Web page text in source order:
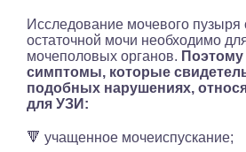
Исследование мочевого пузыря
остаточной мочи необходимо
мочеполовых органов.
симптомы, которые
подобных нарушениях,
для УЗИ:
🔻 учащенное мочеиспускание;